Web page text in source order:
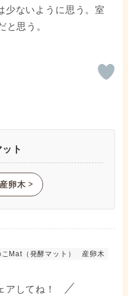
少ないように思う。室
思う。
ト
産卵木 ᐳ
こMat（発酵マット） 産卵木
アしてね！